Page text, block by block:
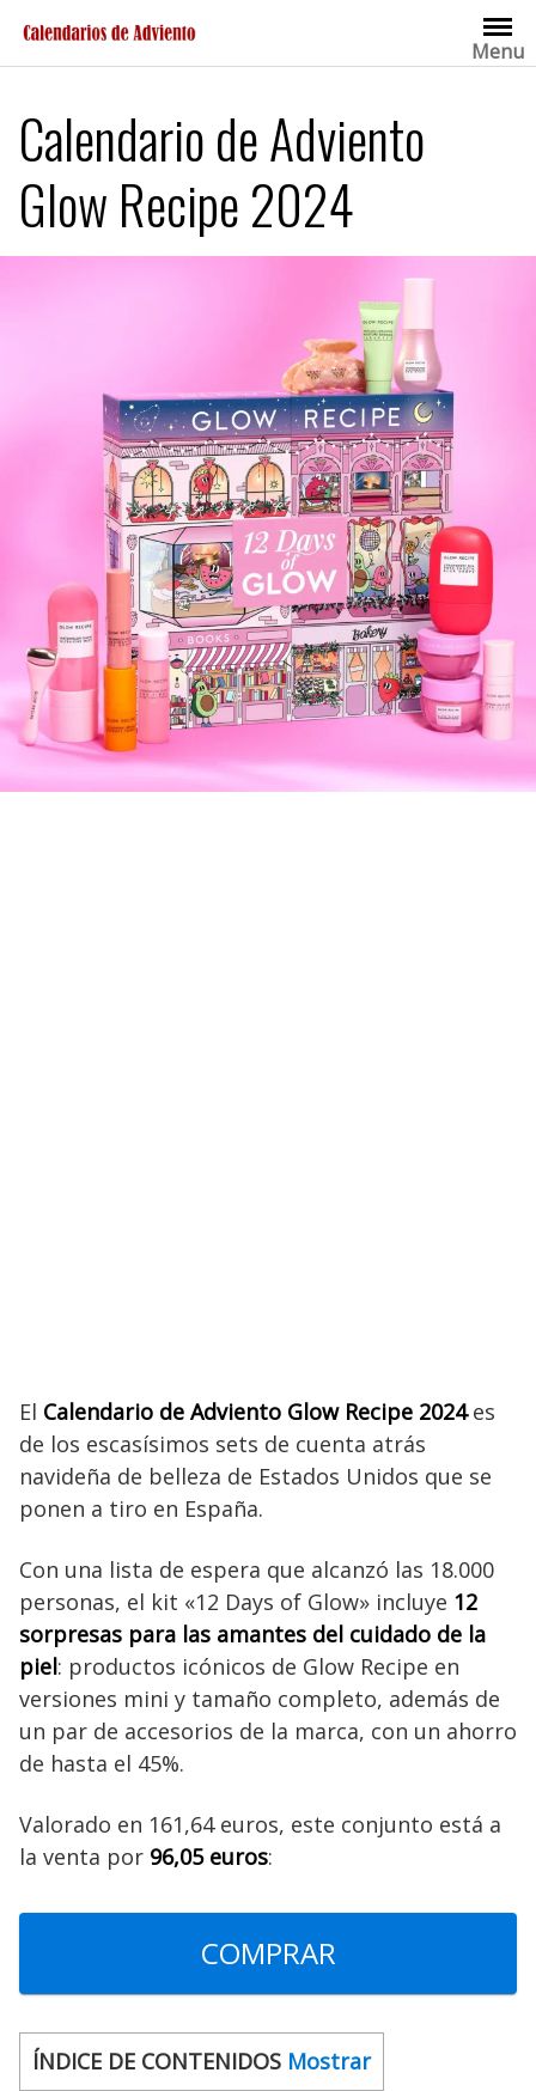
contenido
Menu
Calendario de Adviento
Glow Recipe 2024
El Calendario de Adviento Glow Recipe 2024es
de los escasísimos sets de cuenta atrás
navideña de belleza de Estados Unidos que se
ponen a tiro en España.
Con una lista de espera que alcanzó las 18.000
personas, el kit «12 Days of Glow» incluye 12
sorpresas para las amantes del cuidado de la
piel: productos icónicos de Glow Recipe en
versiones mini y tamaño completo, además de
un par de accesorios de la marca, con un ahorro
de hasta el 45%.
Valorado en 161,64 euros, este conjunto está a
la venta por 96,05 euros:
COMPRAR
ÍNDICE DE CONTENIDOS Mostrar